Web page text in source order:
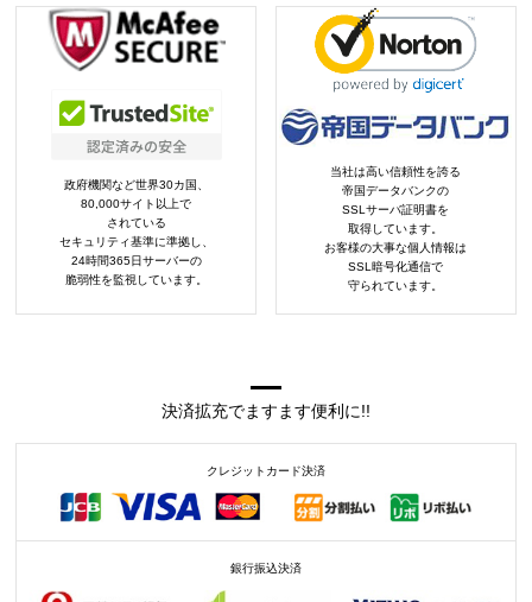
政府機関など世界30カ国、
80,000サイト以上で
されている
セキュリティ基準に準拠し、
24時間365日サーバーの
脆弱性を監視しています。
当社は高い信頼性を誇る
帝国データバンクの
SSLサーバ証明書を
取得しています。
お客様の大事な個人情報は
SSL暗号化通信で
守られています。
決済拡充でますます便利に!!
クレジットカード決済
銀行振込決済